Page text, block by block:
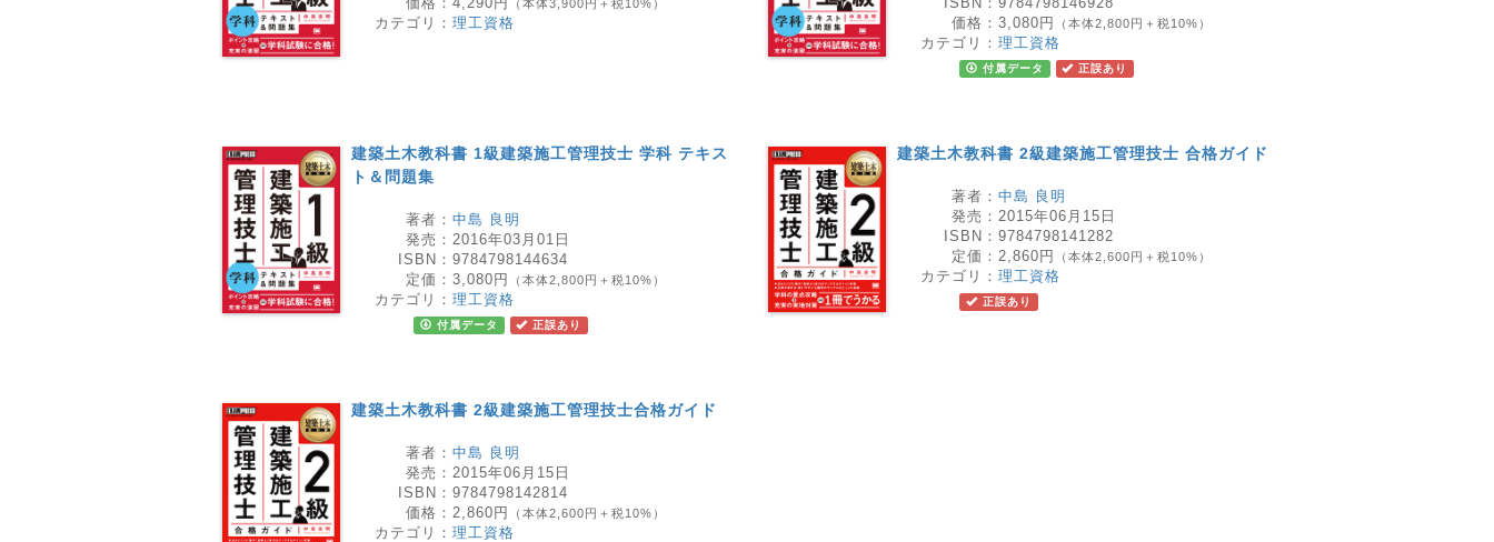
（本体3,900円＋税10%）
カテゴリ： 理工資格
価格： 3,080円 （本体2,800円＋税10%）
カテゴリ： 理工資格
付属データ 正誤あり
建築土木教科書 1級建築施工管理技士 学科 テキス
ト＆問題集
著者： 中島 良明
発売： 2016年03月01日
ISBN： 9784798144634
定価： 3,080円 （本体2,800円＋税10%）
カテゴリ： 理工資格
付属データ 正誤あり
建築土木教科書 2級建築施工管理技士 合格ガイド
著者： 中島 良明
発売： 2015年06月15日
ISBN： 9784798141282
定価： 2,860円 （本体2,600円＋税10%）
カテゴリ： 理工資格
正誤あり
建築土木教科書 2級建築施工管理技士合格ガイド
著者： 中島 良明
発売： 2015年06月15日
ISBN： 9784798142814
価格： 2,860円 （本体2,600円＋税10%）
カテゴリ： 理工資格